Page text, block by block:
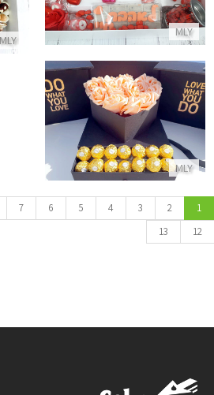
MLY
התקשר/י
MLY
MLY
מארז שוקולדים ופרחים ליום האהבה
התקשר/י
1
2
3
4
5
6
7
12
13